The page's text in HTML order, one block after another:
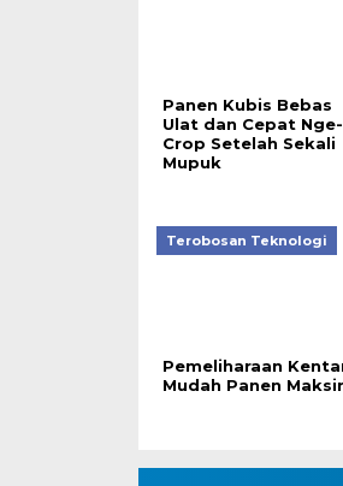
Panen Kubis Bebas
Ulat dan Cepat Nge-
Crop Setelah Sekali
Mupuk
Terobosan Teknologi
Pemeliharaan
Mudah Panen